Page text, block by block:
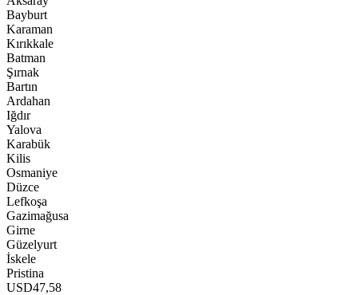
Bayburt
Karaman
Kırıkkale
Batman
Şırnak
Bartın
Ardahan
Iğdır
Yalova
Karabük
Kilis
Osmaniye
Düzce
Lefkoşa
Gazimağusa
Girne
Güzelyurt
İskele
Pristina
USD47,58